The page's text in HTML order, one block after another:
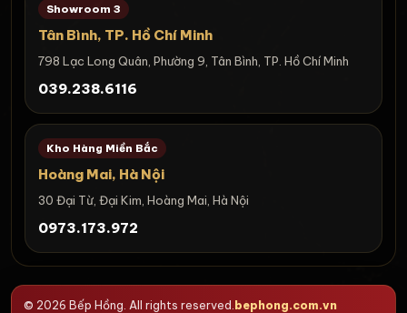
Showroom 3
Tân Bình, TP. Hồ Chí Minh
798 Lạc Long Quân, Phường 9, Tân Bình, TP. Hồ Chí Minh
039.238.6116
Kho Hàng Miền Bắc
Hoàng Mai, Hà Nội
30 Đại Từ, Đại Kim, Hoàng Mai, Hà Nội
0973.173.972
© 2026 Bếp Hồng. All rights reserved. bephong.com.vn